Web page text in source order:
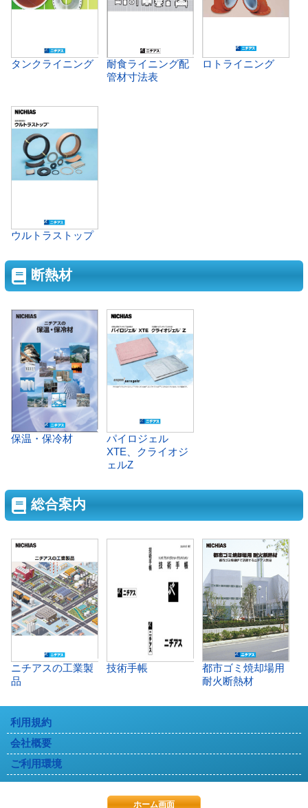
タンクライニング
耐食ライニング配
管材寸法表
ロトライニング
ウルトラストップ
断熱材
保温・保冷材
パイロジェル
XTE、クライオジ
ェルZ
総合案内
ニチアスの工業製
品
技術手帳
都市ゴミ焼却場用
耐火断熱材
利用規約
会社概要
ご利用環境
ホーム画面